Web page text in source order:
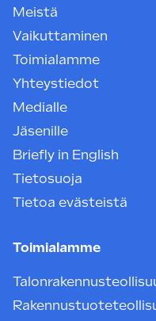
Meistä
Vaikuttaminen
Toimialamme
Yhteystiedot
Medialle
Jäsenille
Briefly in English
Tietosuoja
Tietoa evästeistä
Toimialamme